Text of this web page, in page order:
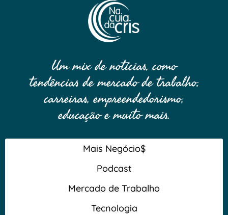
Um mix de notícias, como
tendências de mercado de trabalho,
carreiras, empreendedorismo,
educação e muito mais.
Mais Negócio$
Podcast
Mercado de Trabalho
Tecnologia